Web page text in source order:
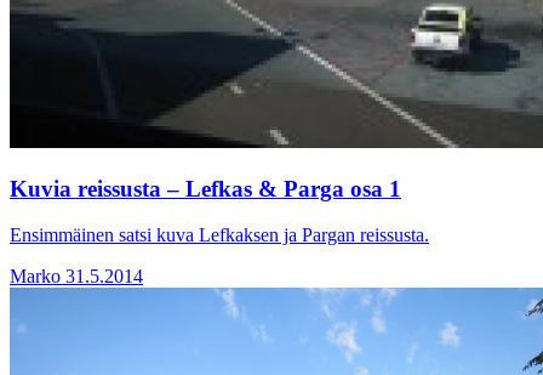
Kuvia reissusta – Lefkas & Parga osa 1
Ensimmäinen satsi kuva Lefkaksen ja Pargan reissusta.
Marko 31.5.2014